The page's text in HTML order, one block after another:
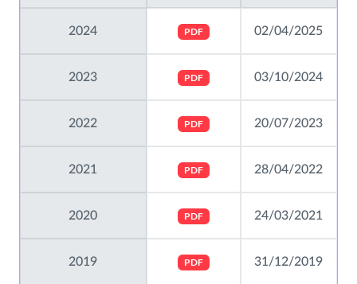
2024 PDF 02/04/2025
2023 PDF 03/10/2024
2022 PDF 20/07/2023
2021 PDF 28/04/2022
2020 PDF 24/03/2021
2019 PDF 31/12/2019